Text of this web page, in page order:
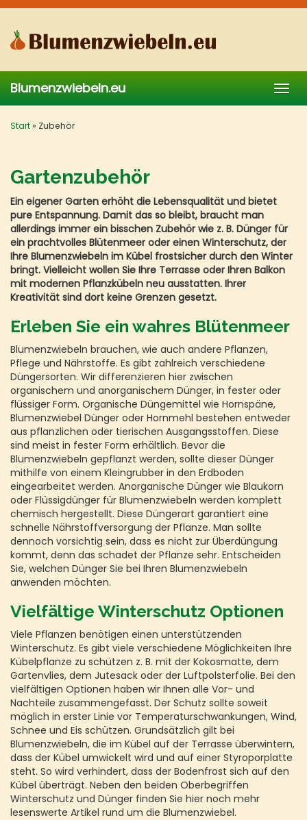
Skip
main
content
Blumenzwiebeln.eu
Start» Zubehör
Gartenzubehör
Ein eigener Garten erhöht die Lebensqualität und bietet
pure Entspannung. Damit das so bleibt, braucht man
allerdings immer ein bisschen Zubehör wie z. B. Dünger für
ein prachtvolles Blütenmeer oder einen Winterschutz, der
Ihre Blumenzwiebeln im Kübel frostsicher durch den Winter
bringt. Vielleicht wollen Sie Ihre Terrasse oder Ihren Balkon
mit modernen Pflanzkübeln neu ausstatten. Ihrer
Kreativität sind dort keine Grenzen gesetzt.
Erleben Sie ein wahres Blütenmeer
Blumenzwiebeln brauchen, wie auch andere Pflanzen,
Pflege und Nährstoffe. Es gibt zahlreich verschiedene
Düngersorten. Wir differenzieren hier zwischen
organischem und anorganischem Dünger, in fester oder
flüssiger Form. Organische Düngemittel wie Hornspäne,
Blumenzwiebel Dünger oder Hornmehl bestehen entweder
aus pflanzlichen oder tierischen Ausgangsstoffen. Diese
sind meist in fester Form erhältlich. Bevor die
Blumenzwiebeln gepflanzt werden, sollte dieser Dünger
mithilfe von einem Kleingrubber in den Erdboden
eingearbeitet werden. Anorganische Dünger wie Blaukorn
oder Flüssigdünger für Blumenzwiebeln werden komplett
chemisch hergestellt. Diese Düngerart garantiert eine
schnelle Nährstoffversorgung der Pflanze. Man sollte
dennoch vorsichtig sein, dass es nicht zur Überdüngung
kommt, denn das schadet der Pflanze sehr. Entscheiden
Sie, welchen Dünger Sie bei Ihren Blumenzwiebeln
anwenden möchten.
Vielfältige Winterschutz Optionen
Viele Pflanzen benötigen einen unterstützenden
Winterschutz. Es gibt viele verschiedene Möglichkeiten Ihre
Kübelpflanze zu schützen z. B. mit der Kokosmatte, dem
Gartenvlies, dem Jutesack oder der Luftpolsterfolie. Bei den
vielfältigen Optionen haben wir Ihnen alle Vor- und
Nachteile zusammengefasst. Der Schutz sollte soweit
möglich in erster Linie vor Temperaturschwankungen, Wind,
Schnee und Eis schützen. Grundsätzlich gilt bei
Blumenzwiebeln, die im Kübel auf der Terrasse überwintern,
dass der Kübel umwickelt wird und auf einer Styroporplatte
steht. So wird verhindert, dass der Bodenfrost sich auf den
Kübel überträgt. Neben den beiden Oberbegriffen
Winterschutz und Dünger finden Sie hier noch mehr
lesenswerte Artikel rund um die Blumenzwiebel.